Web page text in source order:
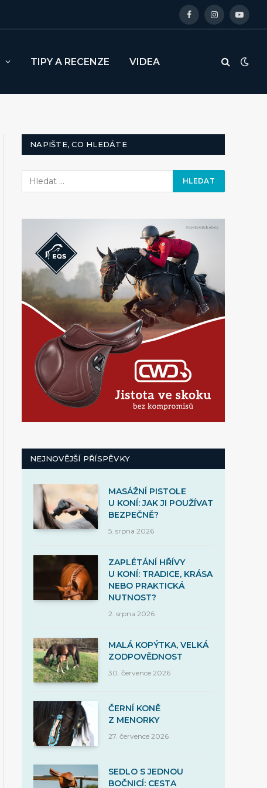
FacebookInstagram
TIPY A RECENZE VIDEA
NAPIŠTE, CO HLEDÁTE
NEJNOVĚJŠÍ PŘÍSPĚVKY
MASÁŽNÍ PISTOLE
U KONÍ: JAK JI POUŽÍVAT
BEZPEČNĚ?
5. srpna 2026
ZAPLÉTÁNÍ HŘÍVY
U KONÍ: TRADICE, KRÁSA
NEBO PRAKTICKÁ
NUTNOST?
2. srpna 2026
MALÁ KOPÝTKA, VELKÁ
ZODPOVĚDNOST
30. července 2026
ČERNÍ KONĚ
Z MENORKY
27. července 2026
SEDLO S JEDNOU
BOČNICÍ: CESTA